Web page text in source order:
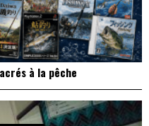
à la pêche